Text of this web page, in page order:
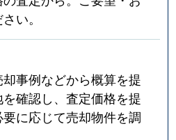
い。
事例などから概算を提
確認し、査定価格を提
に応じて売却物件を調